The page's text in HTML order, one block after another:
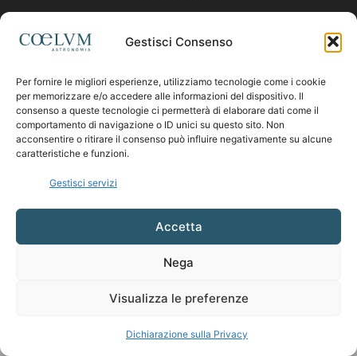
Gestisci Consenso
Per fornire le migliori esperienze, utilizziamo tecnologie come i cookie
per memorizzare e/o accedere alle informazioni del dispositivo. Il
consenso a queste tecnologie ci permetterà di elaborare dati come il
comportamento di navigazione o ID unici su questo sito. Non
acconsentire o ritirare il consenso può influire negativamente su alcune
caratteristiche e funzioni.
Gestisci servizi
Accetta
Nega
Visualizza le preferenze
Dichiarazione sulla Privacy
Contattaci:coelumastro@coelum.com
SEGUICI